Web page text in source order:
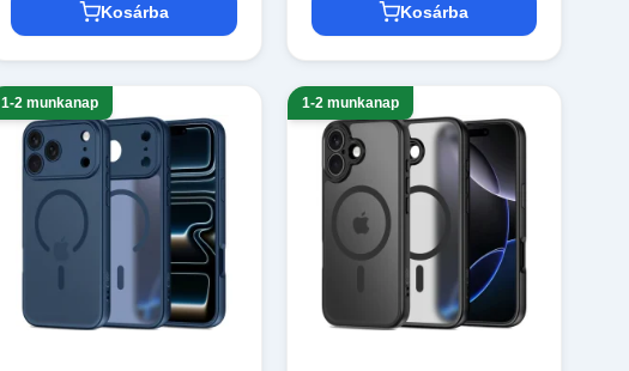
Kosárba Kosárba
1-2 munkanap 1-2 munkanap